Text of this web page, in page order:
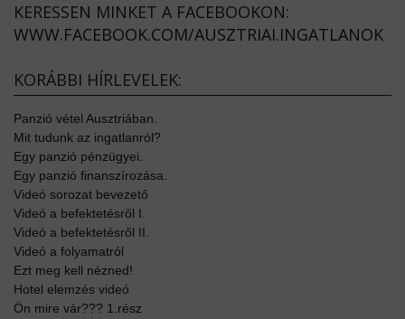
KERESSEN MINKET A FACEBOOKON:
WWW.FACEBOOK.COM/AUSZTRIAI.INGATLANOK
KORÁBBI HÍRLEVELEK:
Panzió vétel Ausztriában.
Mit tudunk az ingatlanról?
Egy panzió pénzügyei.
Egy panzió finanszírozása.
Videó sorozat bevezető
Videó a befektetésről I.
Videó a befektetésről II.
Videó a folyamatról
Ezt meg kell nézned!
Hotel elemzés videó
Ön mire vár??? 1.rész